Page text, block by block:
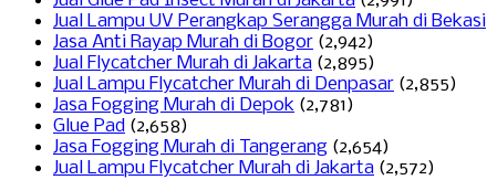
Jual Lampu UV Perangkap Serangga Murah di Bekasi
Jasa Anti Rayap Murah di Bogor (2,942)
Jual Flycatcher Murah di Jakarta (2,895)
Jual Lampu Flycatcher Murah di Denpasar (2,855)
Jasa Fogging Murah di Depok (2,781)
Glue Pad (2,658)
Jasa Fogging Murah di Tangerang (2,654)
Jual Lampu Flycatcher Murah di Jakarta (2,572)